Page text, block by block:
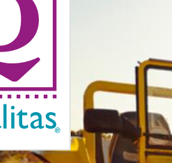
Equipo Pesado
Servicio Público de Pasajeros
Motocicletas
Renta Diaria
Seguro Automotriz